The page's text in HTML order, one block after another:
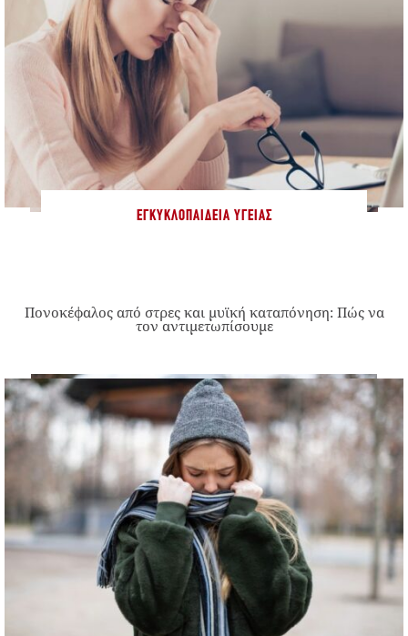
ΕΓΚΥΚΛΟΠΑΊΔΕΙΑ ΥΓΕΊΑΣ
Πονοκέφαλος από στρες και μυϊκή καταπόνηση: Πώς να
τον αντιμετωπίσουμε